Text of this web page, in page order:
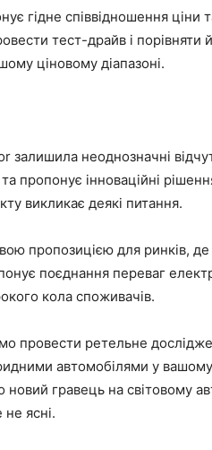
гідне співвідношення ціни
тест-драйв і порівняти
ціновому діапазоні.
залишила неоднозначні
пропонує інноваційні
викликає деякі питання.
пропозицією для ринків,
поєднання переваг
кола споживачів.
провести ретельне
автомобілями у вашому
гравець на світовому
ясні.